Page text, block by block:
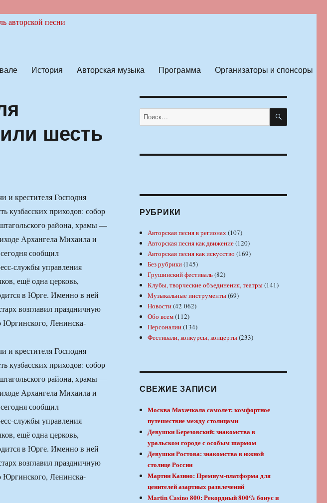
История Авторская музыка Программа Организаторы и спонсоры
шесть
и крестителя Господня
кузбасских приходов: собор
района, храмы —
Архангела Михаила и
сообщил
службы управления
ещё одна церковь,
в Юрге. Именно в ней
возглавил праздничную
Юргинского, Ленинска-
и крестителя Господня
кузбасских приходов: собор
района, храмы —
Архангела Михаила и
сообщил
службы управления
ещё одна церковь,
в Юрге. Именно в ней
возглавил праздничную
Юргинского, Ленинска-
Искать: ПОИСК
РУБРИКИ
Авторская песня в регионах(107)
Авторская песня как движение(120)
Авторская песня как искусство (169)
Без рубрики(145)
Грушинский фестиваль(82)
Клубы, творческие объединения, театры(141)
Музыкальные инструменты(69)
Новости(42 062)
Обо всем(112)
Персоналии(134)
Фестивали, конкурсы, концерты(233)
СВЕЖИЕ ЗАПИСИ
Москва Махачкала самолет: комфортное
путешествие между столицами
Девушки Березовский: знакомства в
уральском городе с особым шармом
Девушки Ростова: знакомства в южной
столице России
Мартин Казино: Премиум-платформа для
ценителей азартных развлечений
Martin Casino 800: Рекордный 800% бонус и